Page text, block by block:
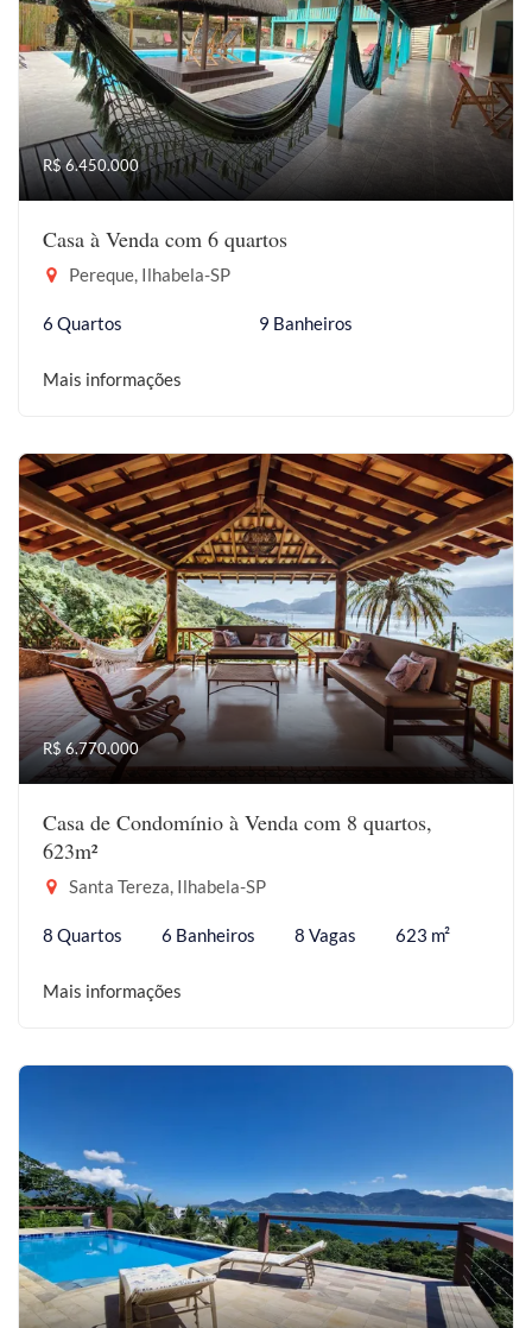
R$ 6.450.000
Casa à Venda com 6 quartos
Pereque, Ilhabela-SP
6 Quartos 9 Banheiros
Mais informações
R$ 6.770.000
Casa de Condomínio à Venda com 8 quartos,
623m²
Santa Tereza, Ilhabela-SP
8 Quartos 6 Banheiros 8 Vagas 623 m²
Mais informações